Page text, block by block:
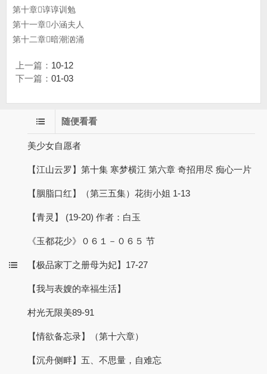
第十章谆谆训勉
第十一章小涵夫人
第十二章暗潮汹涌
上一篇： 10-12
下一篇： 01-03
随便看看
美少女自愿者
【江山云罗】第十集 寒梦横江 第六章 奇招用尽 痴心一片
【胭脂口红】（第三五集）花街小姐 1-13
【青灵】 (19-20) 作者：白玉
《玉都花少》０６１－０６５ 节
【极品家丁之册母为妃】17-27
【我与表嫂的幸福生活】
村光无限美89-91
【情欲备忘录】（第十六章）
【沉舟侧畔】五、不思量，自难忘